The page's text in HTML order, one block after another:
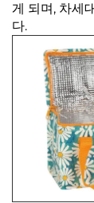
게 되며, 차세
다.